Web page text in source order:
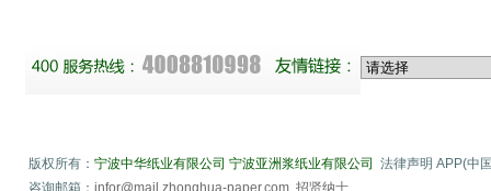
版权所有： 宁波中华纸业有限公司 宁波亚洲浆纸业有限公司
法律声明 APP(中
咨询邮箱： infor@mail.zhonghua-paper.com 招贤纳士